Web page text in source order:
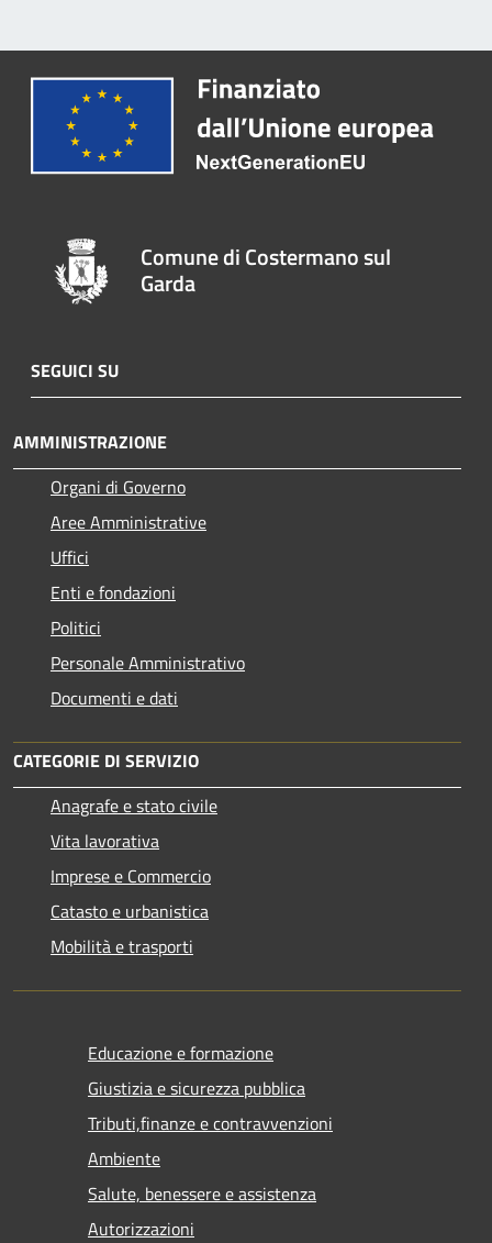
Comune di Costermano sul
Garda
SEGUICI SU
AMMINISTRAZIONE
Organi di Governo
Aree Amministrative
Uffici
Enti e fondazioni
Politici
Personale Amministrativo
Documenti e dati
CATEGORIE DI SERVIZIO
Anagrafe e stato civile
Vita lavorativa
Imprese e Commercio
Catasto e urbanistica
Mobilità e trasporti
Educazione e formazione
Giustizia e sicurezza pubblica
Tributi,finanze e contravvenzioni
Ambiente
Salute, benessere e assistenza
Autorizzazioni